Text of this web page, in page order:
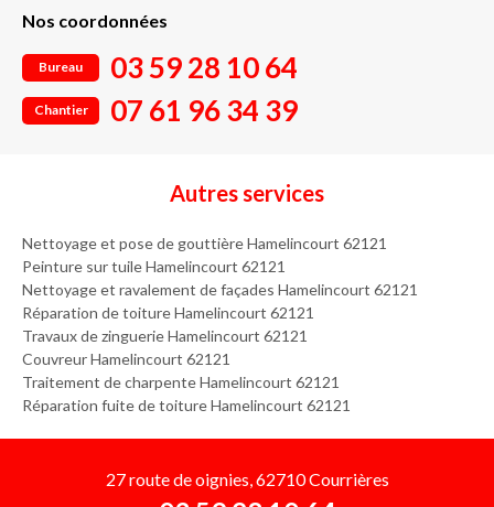
Nos coordonnées
Bureau 03 59 28 10 64
Chantier 07 61 96 34 39
Autres services
Nettoyage et pose de gouttière Hamelincourt 62121
Peinture sur tuile Hamelincourt 62121
Nettoyage et ravalement de façades Hamelincourt 62121
Réparation de toiture Hamelincourt 62121
Travaux de zinguerie Hamelincourt 62121
Couvreur Hamelincourt 62121
Traitement de charpente Hamelincourt 62121
Réparation fuite de toiture Hamelincourt 62121
27 route de oignies, 62710 Courrières